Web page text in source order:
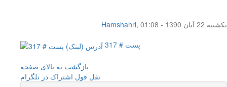
Hamshahri,
یکشنبه 22 آبان 1390 - 01:08
پست # 317
بازگشت به بالای صفحه
نقل قول اشتراک در تلگرام